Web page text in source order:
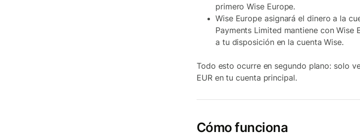
primero Wise Europe.
Wise Europe asignará el dinero a la
Payments Limited mantiene con Wise
a tu disposición en la cuenta Wise.
Todo esto ocurre en segundo plano: solo
EUR en tu cuenta principal.
Cómo funciona